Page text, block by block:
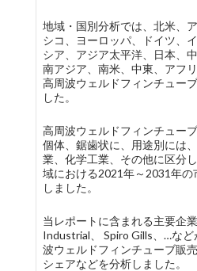
地域・国別分析では、北米、
シコ、ヨーロッパ、ドイツ、
シア、アジア太平洋、日本、
南アジア、南米、中東、アフ
高周波ウェルドフィンチュー
した。
高周波ウェルドフィンチュー
個体、鋸歯状に、用途別には
業、化学工業、その他に区分
域における2021年～2031年の
しました。
当レポートに含まれる主要企
Industrial、 Spiro Gills、…な
波ウェルドフィンチューブ販
シェアなどを分析しました。